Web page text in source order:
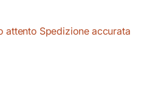
attento Spedizione accurata